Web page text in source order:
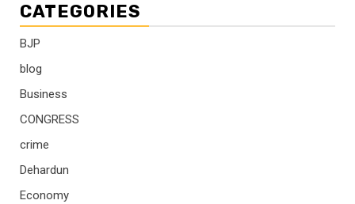
CATEGORIES
BJP
blog
Business
CONGRESS
crime
Dehardun
Economy